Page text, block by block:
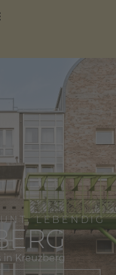
LEBENDIG
in Kreuzberg